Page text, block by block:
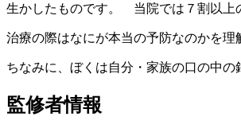
生かしたものです。 当院では７割以上
治療の際はなにが本当の予防なのかを理
ちなみに、ぼくは自分・家族の口の中の
監修者情報